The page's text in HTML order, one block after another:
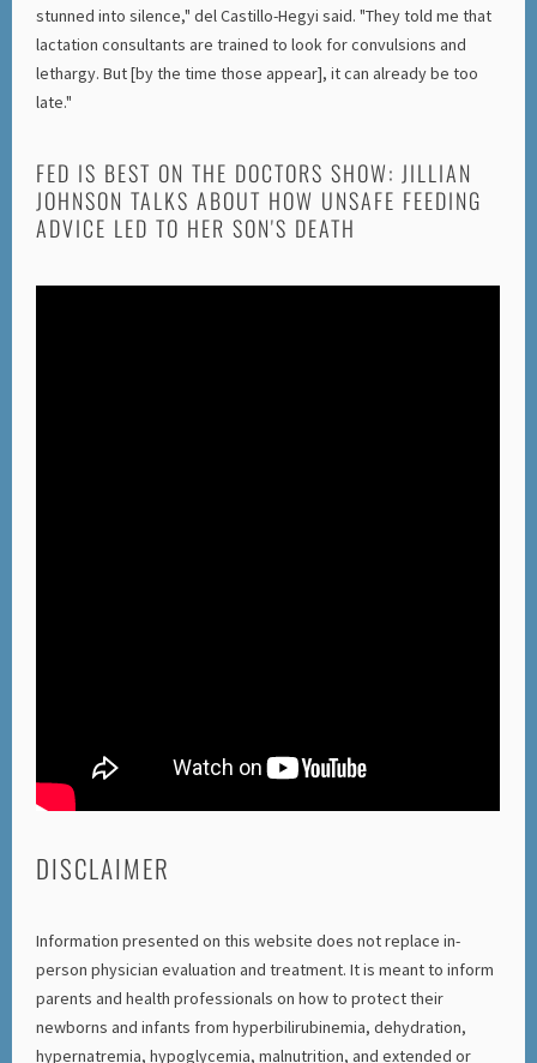
stunned into silence," del Castillo-Hegyi said. "They told me that
lactation consultants are trained to look for convulsions and
lethargy. But [by the time those appear], it can already be too
late."
FED IS BEST ON THE DOCTORS SHOW: JILLIAN
JOHNSON TALKS ABOUT HOW UNSAFE FEEDING
ADVICE LED TO HER SON'S DEATH
DISCLAIMER
Information presented on this website does not replace in-
person physician evaluation and treatment. It is meant to inform
parents and health professionals on how to protect their
newborns and infants from hyperbilirubinemia, dehydration,
hypernatremia, hypoglycemia, malnutrition, and extended or